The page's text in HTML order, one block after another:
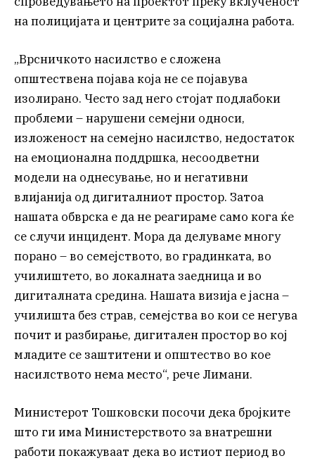
на полицијата и центрите за социјална работа.
„Врсничкото насилство е сложена
општествена појава која не се појавува
изолирано. Често зад него стојат подлабоки
проблеми – нарушени семејни односи,
изложеност на семејно насилство, недостаток
на емоционална поддршка, несоодветни
модели на однесување, но и негативни
влијанија од дигиталниот простор. Затоа
нашата обврска е да не реагираме само кога ќе
се случи инцидент. Мора да делуваме многу
порано – во семејството, во градинката, во
училиштето, во локалната заедница и во
дигиталната средина. Нашата визија е јасна –
училишта без страв, семејства во кои се негува
почит и разбирање, дигитален простор во кој
младите се заштитени и општество во кое
насилството нема место“, рече Лимани.
Министерот Тошковски посочи дека бројките
што ги има Министерството за внатрешни
работи покажуваат дека во истиот период во